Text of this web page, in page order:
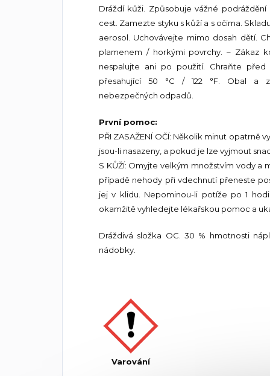
Dráždí kůži. Způsobuje vážné
cest. Zamezte styku s kůží a s očima.
aerosol. Uchovávejte mimo dosah dětí.
plamenem / horkými povrchy. – Zákaz
nespalujte ani po použití. Chraňte před
přesahující 50 °C / 122 °F. Obal a
nebezpečných odpadů.
První pomoc:
PŘI ZASAŽENÍ OČÍ: Několik minut
jsou-li nasazeny, a pokud je lze vyjmout
S KŮŽÍ: Omyjte velkým množstvím vody a
případě nehody při vdechnutí přeneste
jej v klidu. Nepominou-li potíže po 1
okamžitě vyhledejte lékařskou pomoc a
Dráždivá složka OC. 30 % hmotnosti
nádobky.
Varování